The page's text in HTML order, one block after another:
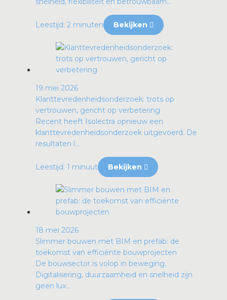
Leestijd: 2 minuten Bekijken
19 mei 2026
Klanttevredenheidsonderzoek: trots op
vertrouwen, gericht op verbetering
Recent heeft Isolectra opnieuw een
klanttevredenheidsonderzoek uitgevoerd. De
resultaten l...
Leestijd: 1 minuut Bekijken
18 mei 2026
Slimmer bouwen met BIM en prefab: de
toekomst van efficiënte bouwprojecten
De bouwsector is volop in beweging.
Digitalisering, duurzaamheid en snelheid zijn
geen lux...